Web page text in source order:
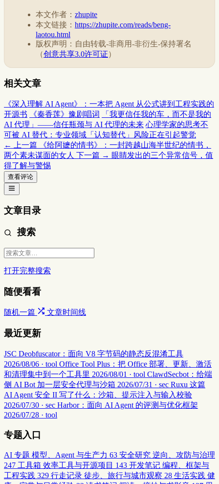
本文作者： zhupite
本文链接： https://zhupite.com/reads/beng-
laotou.html
版权声明：自由转载-非商用-非衍生-保持署名
（创意共享3.0许可证）
相关文章
《深入理解 AI Agent》：一本把 Agent 从公式讲到工程实践的
开源书
《秦香莲》豫剧唱词
「我更信任我的车，而不是我的
AI 代理」——信任瓶颈与 AI 代理的未来 心理学家的思考不
可被 AI 替代：专业领域「认知替代」风险正在引起警觉
← 上一篇
《给阿嬷的情书》：一封跨越山海半世纪的情书，
两个素未谋面的女人 下一篇 → 眼睛发出的三个异常信号，值
得了解与警惕
查看评论
文章目录
搜索
打开完整搜索
随便看看
随机一篇 文章时间线
最近更新
JSC Deobfuscator：面向 V8 字节码的静态反混淆工具
2026/08/06 · tool Office Tool Plus：把 Office 部署、更新、激活
和清理集中到一个工具里 2026/08/01 · tool ClawdSecbot：给端
侧 AI Bot 加一层安全代理与沙箱 2026/07/31 · sec Ruxu 这篇
AI Agent 安全 II 写了什么：沙箱、提示注入与输入校验
2026/07/30 · sec Harbor：面向 AI Agent 的评测与优化框架
2026/07/28 · tool
专题入口
AI 专题 模型、Agent 与生产力 63 安全研究 逆向、攻防与治理
247 工具箱 效率工具与开源项目 143 开发笔记 编程、框架与
工程实践 329 行走记录 徒步、旅行与城市观察 28 生活实践 健